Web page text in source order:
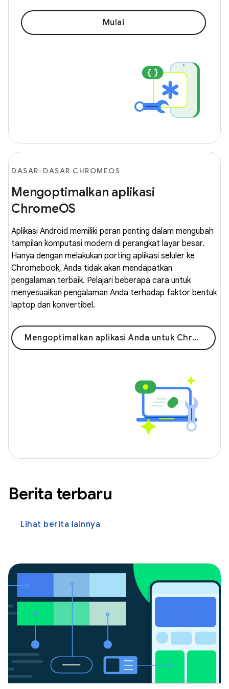
Mulai
DASAR-DASAR CHROMEOS
Mengoptimalkan aplikasi
ChromeOS
Aplikasi Android memiliki peran penting dalam mengubah
tampilan komputasi modern di perangkat layar besar.
Hanya dengan melakukan porting aplikasi seluler ke
Chromebook, Anda tidak akan mendapatkan
pengalaman terbaik. Pelajari beberapa cara untuk
menyesuaikan pengalaman Anda terhadap faktor bentuk
laptop dan konvertibel.
Mengoptimalkan aplikasi Anda untuk ChromeOS
Berita terbaru
Lihat berita lainnya